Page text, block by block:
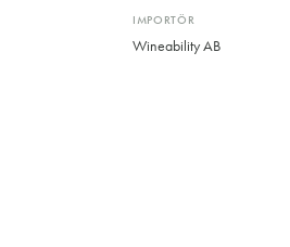
IMPORTÖR
Wineability AB